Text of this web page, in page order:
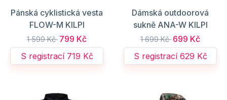
Pánská cyklistická vesta
FLOW-M KILPI
1 599 Kč 799 Kč
S registrací 719 Kč
Dámská outdoorová
sukně ANA-W KILPI
1 699 Kč 699 Kč
S registrací 629 Kč